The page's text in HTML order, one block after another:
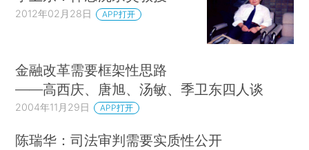
2012年02月28日 APP打开
金融改革需要框架性思路
——高西庆、唐旭、汤敏、季卫东四人谈
2004年11月29日 APP打开
陈瑞华：司法审判需要实质性公开